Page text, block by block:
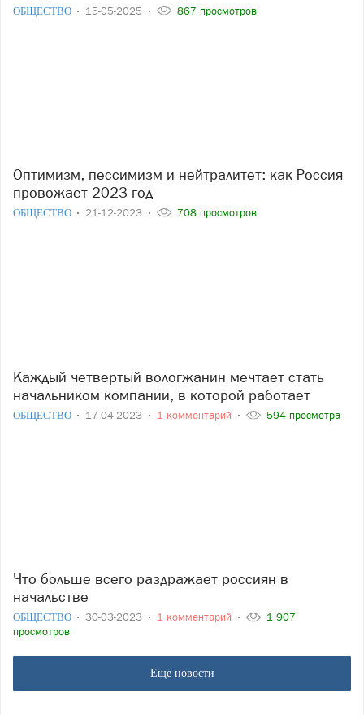
ОБЩЕСТВО 15-05-2025 867 просмотров
Оптимизм, пессимизм и нейтралитет: как Россия
провожает 2023 год
ОБЩЕСТВО 21-12-2023 708 просмотров
Каждый четвертый вологжанин мечтает стать
начальником компании, в которой работает
ОБЩЕСТВО 17-04-2023 1 комментарий 594 просмотра
Что больше всего раздражает россиян в
начальстве
ОБЩЕСТВО 30-03-2023 1 комментарий
1 907
просмотров
Еще новости